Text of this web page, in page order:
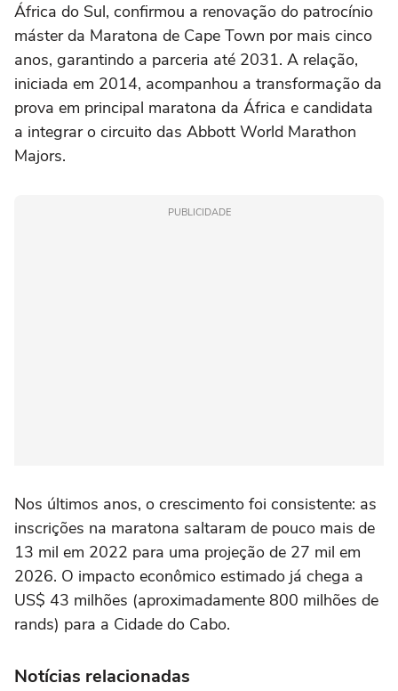
África do Sul, confirmou a renovação do patrocínio
máster da Maratona de Cape Town por mais cinco
anos, garantindo a parceria até 2031. A relação,
iniciada em 2014, acompanhou a transformação da
prova em principal maratona da África e candidata
a integrar o circuito das Abbott World Marathon
Majors.
PUBLICIDADE
Nos últimos anos, o crescimento foi consistente: as
inscrições na maratona saltaram de pouco mais de
13 mil em 2022 para uma projeção de 27 mil em
2026. O impacto econômico estimado já chega a
US$ 43 milhões (aproximadamente 800 milhões de
rands) para a Cidade do Cabo.
Notícias relacionadas